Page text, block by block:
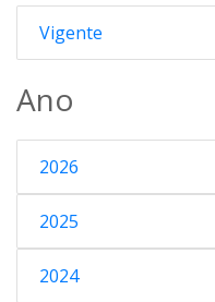
Vigente
Ano
2026
2025
2024